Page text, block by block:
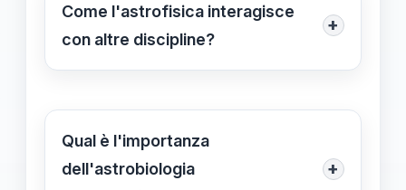
galassie lontane e la ricerca di vita
Come l'astrofisica interagisce
con altre discipline?
+
L'astrofisica è una disciplina
conoscenze da fisica, matematica,
chimica e filosofia. Questa sinergia
Qual è l'importanza
dell'astrobiologia
+